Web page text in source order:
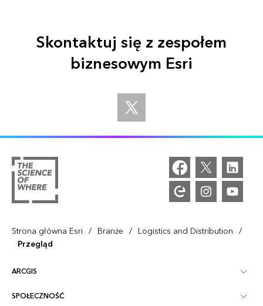
Skontaktuj się z zespołem
biznesowym Esri
Strona główna Esri / Branże / Logistics and Distribution /
Przegląd
ARCGIS
ArcGIS — przegląd
SPOŁECZNOŚĆ